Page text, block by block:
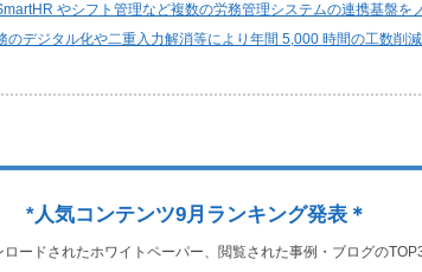
やシフト管理など複数の労務管理システムの連携基盤を
のデジタル化や二重入力解消等により年間 5,000 時間の工数削減
*人気コンテンツ9月ランキング発表＊
ードされたホワイトペーパー、閲覧された事例・ブログの